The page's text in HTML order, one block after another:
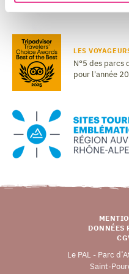
LES
N°5 des parcs
pour l'année
DONNÉES
Le PAL - Parc
Saint-